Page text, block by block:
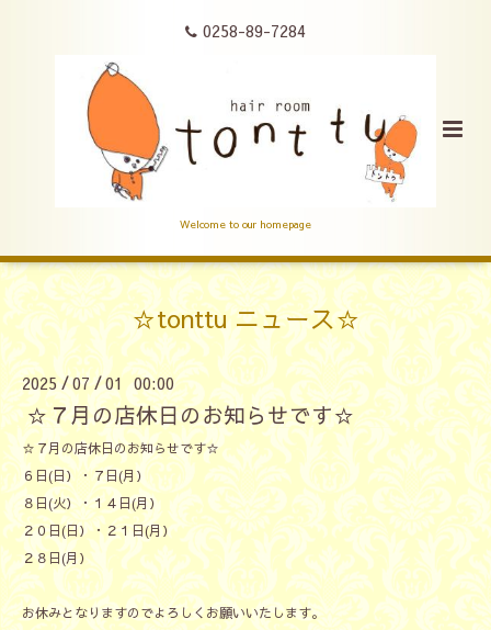
0258-89-7284
Welcome to our homepage
☆tonttu ニュース☆
2025/07/01 00:00
☆７月の店休日のお知らせです☆
☆７月の店休日のお知らせです☆
６日(日）・７日(月）
８日(火）・１４日(月）
２０日(日）・２１日(月）
２８日(月）
お休みとなりますのでよろしくお願いいたします。